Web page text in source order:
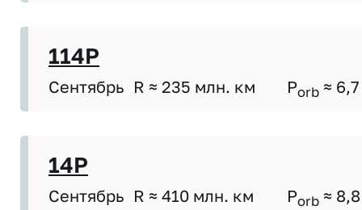
114P
Сентябрь R ≈ 235 млн. км Porb ≈ 6,7
14P
Сентябрь R ≈ 410 млн. км Porb ≈ 8,8